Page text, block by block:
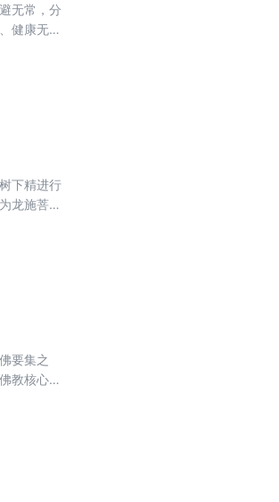
无常，分
健康无
下精进行
龙施菩
要集之
教核心义